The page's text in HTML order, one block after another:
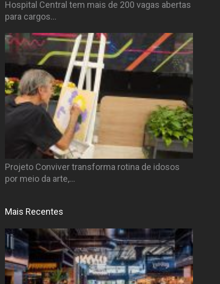
Hospital Central tem mais de 200 vagas abertas
para cargos…
Projeto Conviver transforma rotina de idosos
por meio da arte,…
Mais Recentes